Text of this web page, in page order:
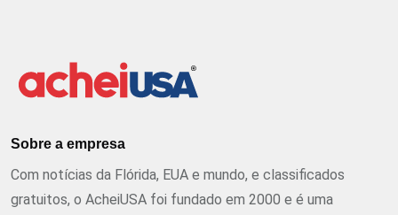
Sobre a empresa
Com notícias da Flórida, EUA e mundo, e classificados
gratuitos, o AcheiUSA foi fundado em 2000 e é uma